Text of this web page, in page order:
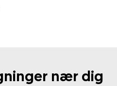
nær dig